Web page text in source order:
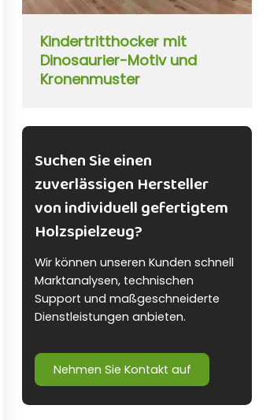
Kindertritthocker mit
Dinosaurier-Motiv und
Kronenmuster
Suchen Sie einen
zuverlässigen Hersteller
von individuell gefertigtem
Holzspielzeug?
Wir können unseren Kunden schnell
Marktanalysen, technischen
Support und maßgeschneiderte
Dienstleistungen anbieten.
Nehmen Sie Kontakt auf